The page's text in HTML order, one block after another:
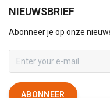
NIEUWSBRIEF
Abonneer je op onze
ABONNEER